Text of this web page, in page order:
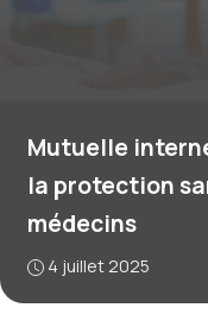
Mutuelle
la protection
médecins
4 juillet 2025